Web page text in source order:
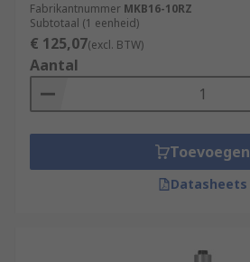
Fabrikantnummer MKB16-10RZ
Subtotaal (1 eenheid)
€ 125,07(excl. BTW)
Aantal
Toevoegen
Datasheets